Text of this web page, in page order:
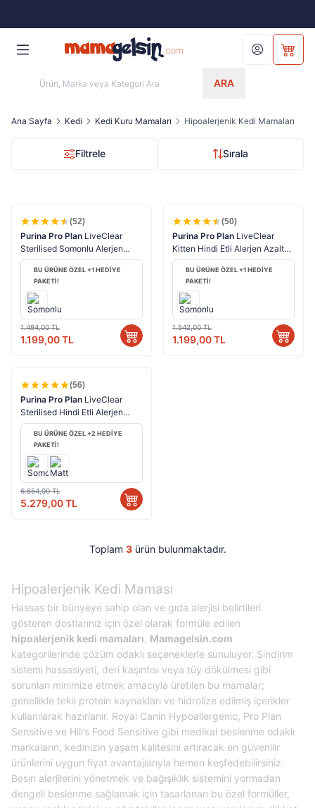
ARA
Hesabım
Ana Sayfa Kedi Kedi Kuru Mamaları Hipoalerjenik Kedi Mamaları
Filtrele Sırala
HIZLI KARGO
%20 (52)
Purina Pro Plan LiveClear
Sterilised Somonlu Alerjen
Azaltan Kısır Kedi Maması 1,4
BU ÜRÜNE ÖZEL +1 HEDİYE
PAKETİ!
1.494,00TL
1.199,00TL
HIZLI KARGO
%22 (50)
Purina Pro Plan LiveClear
Kitten Hindi Etli Alerjen Azaltan
Yavru Kedi Maması 1,4 Kg
BU ÜRÜNE ÖZEL +1 HEDİYE
PAKETİ!
1.542,00TL
1.199,00TL
HIZLI KARGO
%21 (56)
Purina Pro Plan LiveClear
Sterilised Hindi Etli Alerjen
Azaltan Kısır Kedi Maması 7 Kg
BU ÜRÜNE ÖZEL +2 HEDİYE
PAKETİ!
6.654,00TL
5.279,00TL
Toplam 3ürün bulunmaktadır.
Hipoalerjenik Kedi Maması
Hassas bir bünyeye sahip olan ve gıda alerjisi belirtileri
gösteren dostlarınız için özel olarak formüle edilen
hipoalerjenik kedi mamaları Mamagelsin.com
kategorilerinde çözüm odaklı seçeneklerle sunuluyor. Sindirim
sistemi hassasiyeti, deri kaşıntısı veya tüy dökülmesi gibi
sorunları minimize etmek amacıyla üretilen bu mamalar;
genellikle tekil protein kaynakları ve hidrolize edilmiş içerikler
kullanılarak hazırlanır. Royal Canin Hypoallergenic, Pro Plan
Sensitive ve Hill’s Food Sensitive gibi medikal beslenme odaklı
markaların, kedinizin yaşam kalitesini artıracak en güvenilir
ürünlerini uygun fiyat avantajlarıyla hemen keşfedebilirsiniz.
Besin alerjilerini yönetmek ve bağışıklık sistemini yormadan
dengeli beslenme sağlamak için tasarlanan bu özel formüller,